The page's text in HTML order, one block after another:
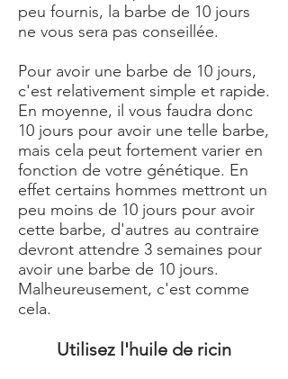
peu fournis, la barbe de 10 jours
ne vous sera pas conseillée.
Pour avoir une barbe de 10 jours,
c'est relativement simple et rapide.
En moyenne, il vous faudra donc
10 jours pour avoir une telle barbe,
mais cela peut fortement varier en
fonction de votre génétique. En
effet certains hommes mettront un
peu moins de 10 jours pour avoir
cette barbe, d'autres au contraire
devront attendre 3 semaines pour
avoir une barbe de 10 jours.
Malheureusement, c'est comme
cela.
Utilisez l'huile de ricin